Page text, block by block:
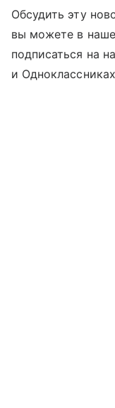
Обсудить эту
вы можете в
подписаться на
и